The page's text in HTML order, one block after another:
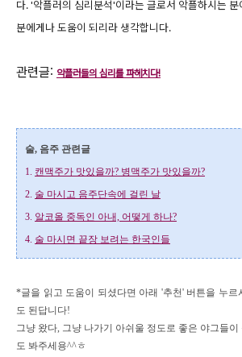
다. '악플러의 심리분석'이라는 글로서 악플하시는 분
분에게나 도움이 되리라 생각합니다.
관련글: 악플러들의 심리를 파헤치다!
술, 음주 관련글
1. 캔맥주가 맛있을까? 병맥주가 맛있을까?
2. 술 마시고 음주단속에 걸린 날
3. 알코올 중독인 아내, 어떻게 하나?
4. 술 마시면 끝장 보려는 한국인들
*글을 읽고 도움이 되셨다면 아래 '추천' 버튼을 누르
도 된답니다!
그냥 왔다, 그냥 나가기 아쉬울 정도로 좋은 야그들
도 봐주세용^^ㅎ